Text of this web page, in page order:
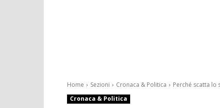
Home Sezioni Cronaca & Politica
Perché scatta lo
Cronaca & Politica